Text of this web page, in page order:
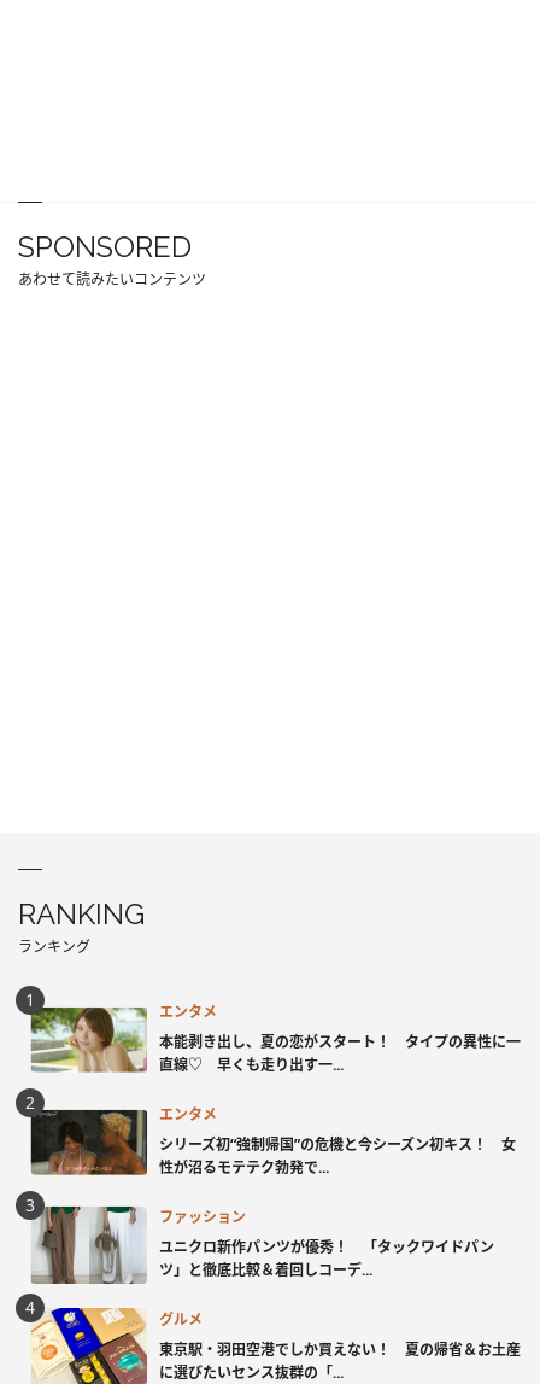
SPONSORED
あわせて読みたいコンテンツ
RANKING
ランキング
エンタメ
本能剥き出し、夏の恋がスタート！ タイプの異性に一
直線♡ 早くも走り出す一...
エンタメ
シリーズ初“強制帰国”の危機と今シーズン初キス！ 女
性が沼るモテテク勃発で...
ファッション
ユニクロ新作パンツが優秀！ 「タックワイドパン
ツ」と徹底比較＆着回しコーデ...
グルメ
東京駅・羽田空港でしか買えない！ 夏の帰省＆お土産
に選びたいセンス抜群の「...